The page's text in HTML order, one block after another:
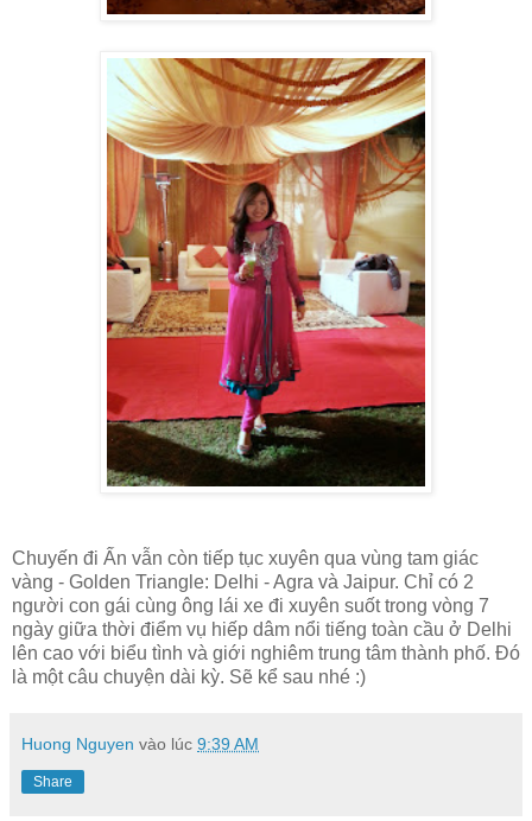
Chuyến đi Ấn vẫn còn tiếp tục xuyên qua vùng tam giác
vàng - Golden Triangle: Delhi - Agra và Jaipur. Chỉ có 2
người con gái cùng ông lái xe đi xuyên suốt trong vòng 7
ngày giữa thời điểm vụ hiếp dâm nổi tiếng toàn cầu ở Delhi
lên cao với biểu tình và giới nghiêm trung tâm thành phố. Đó
là một câu chuyện dài kỳ. Sẽ kể sau nhé :)
Huong Nguyen vào lúc 9:39 AM
Share